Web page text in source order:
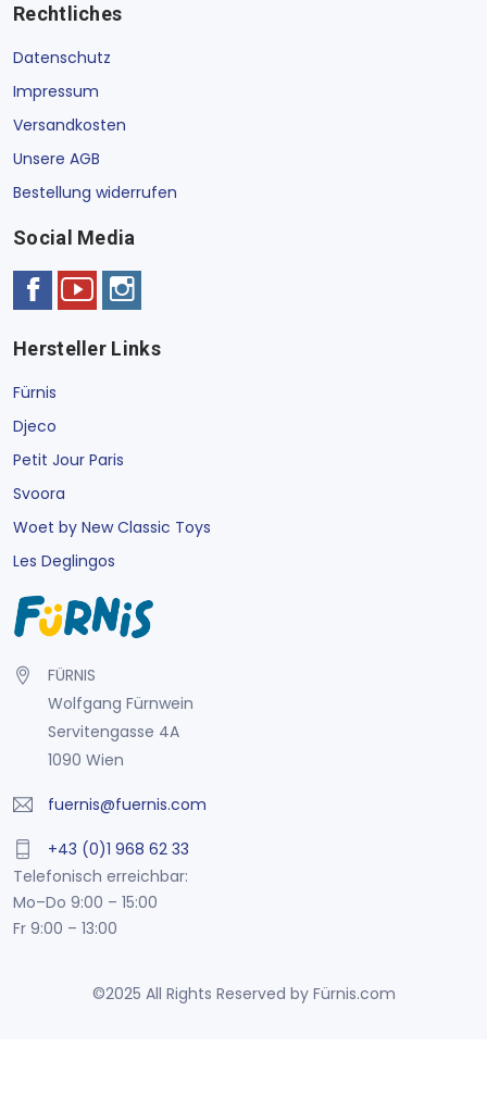
Rechtliches
Datenschutz
Impressum
Versandkosten
Unsere AGB
Bestellung widerrufen
Social Media
Hersteller Links
Fürnis
Djeco
Petit Jour Paris
Svoora
Woet by New Classic Toys
Les Deglingos
FÜRNIS
Wolfgang Fürnwein
Servitengasse 4A
1090 Wien
fuernis@fuernis.com
+43 (0)1 968 62 33
Telefonisch erreichbar:
Mo–Do 9:00 – 15:00
Fr 9:00 – 13:00
©2025 All Rights Reserved by Fürnis.com